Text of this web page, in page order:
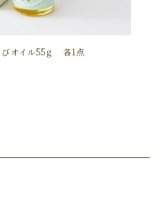
びオイル55g 各1点